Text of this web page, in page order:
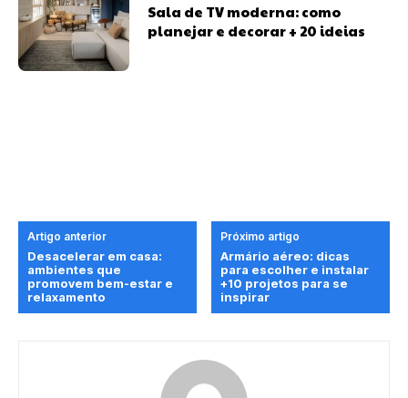
Sala de TV moderna: como
planejar e decorar + 20 ideias
Artigo anterior
Desacelerar em casa:
ambientes que
promovem bem-estar e
relaxamento
Próximo artigo
Armário aéreo: dicas
para escolher e instalar
+10 projetos para se
inspirar